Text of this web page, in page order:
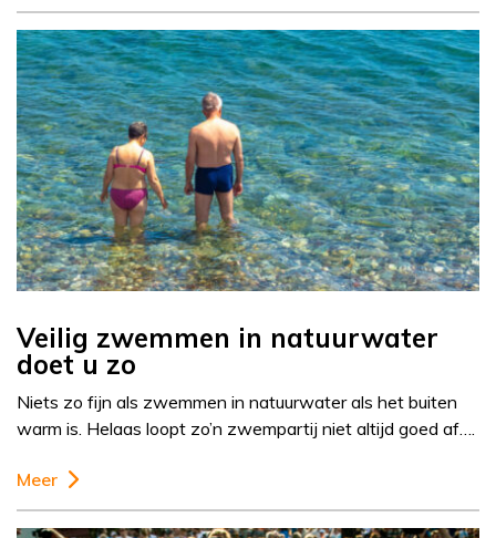
Veilig zwemmen in natuurwater
doet u zo
Niets zo fijn als zwemmen in natuurwater als het buiten
warm is. Helaas loopt zo’n zwempartij niet altijd goed af….
Meer